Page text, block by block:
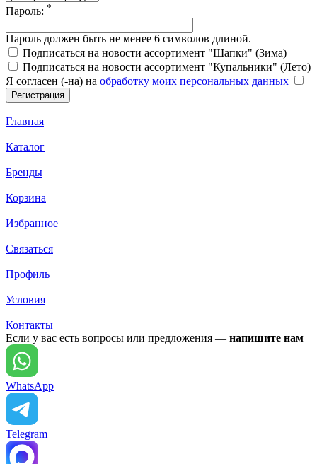
Пароль: *
Пароль должен быть не менее 6 символов длиной.
Подписаться на новости ассортимент "Шапки" (Зима)
Подписаться на новости ассортимент "Купальники" (Лето)
Я согласен (-на) на обработку моих персональных данных
Главная
Каталог
Бренды
Корзина
Избранное
Связаться
Профиль
Условия
Контакты
Если у вас есть вопросы или предложения — напишите нам
WhatsApp
Telegram